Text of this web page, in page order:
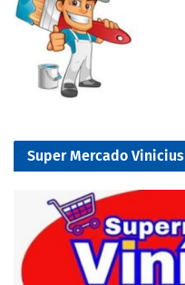
Super Mercado Vinicius